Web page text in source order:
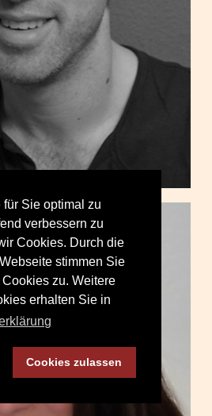
Sie optimal zu
verbessern zu
Cookies. Durch die
stimmen Sie
zu. Weitere
erhalten Sie in
Cookies zulassen